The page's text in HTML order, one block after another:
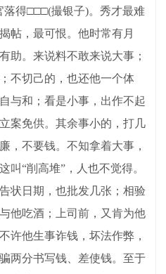
落得□□□(撮银子)。秀才最难
帖，最可恨。他时常有月
助。来说料不敢来说大事；
不切己的，也还他一个体
与和；看是小事，出作不起
案免供。其余事小的，打几
，不要钱。不知拿着大事，
叫“削高堆”，人也不觉得。
状日期，也批发几张；相验
他吃酒；上司前，又肯为他
许他生事诈钱，坏法作弊，
两分书写钱、差使钱。至于